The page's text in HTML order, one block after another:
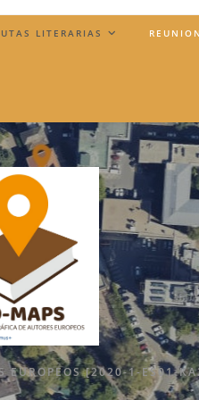
LITERARIAS
EUROPEOS [2020-1-ES01-